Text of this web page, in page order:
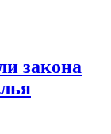
закона